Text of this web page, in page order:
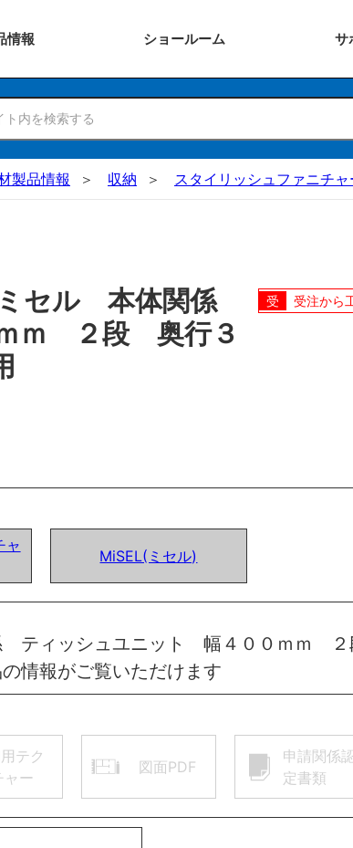
情報 ショールーム サ
製品情報 収納 スタイリッシュファニチャ
セル 本体関係
ｍ ２段 奥行３
受注から
ャ
MiSEL(ミセル)
ティッシュユニット 幅４００ｍｍ
情報がご覧いただけます
テク
ャー
図面PDF
申請関係
定書類